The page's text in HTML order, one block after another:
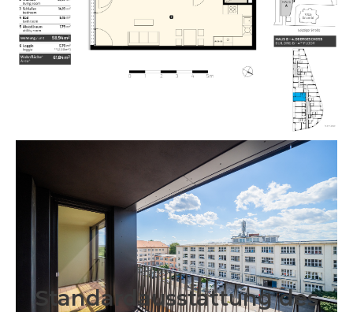
Standardausstattung des